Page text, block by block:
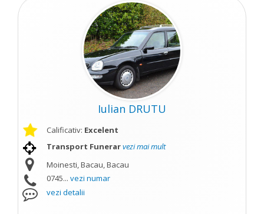
Iulian DRUTU
Calificativ: Excelent
Transport Funerarvezi mai mult
Moinesti, Bacau, Bacau
0745... vezi numar
vezi detalii